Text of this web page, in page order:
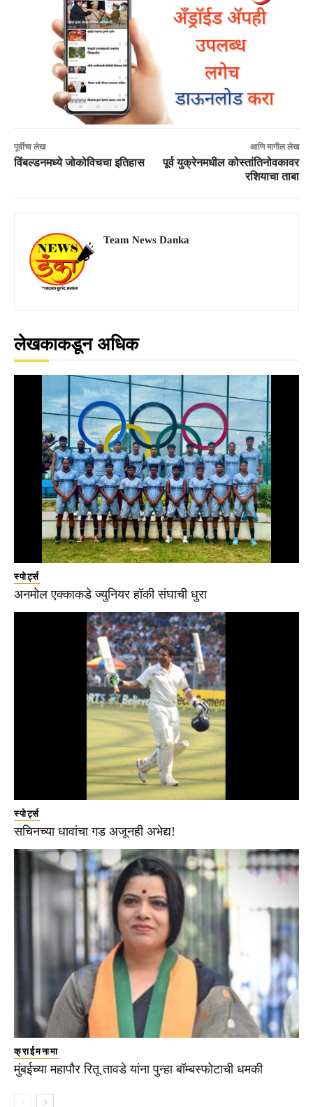
पूर्वीचा लेख
विंबल्डनमध्ये जोकोविचचा इतिहास
आणि मागील लेख
पूर्व युक्रेनमधील कोस्तांतिनोवकावर
रशियाचा ताबा
Team News Danka
लेखकाकडून अधिक
स्पोर्ट्स
अनमोल एक्काकडे ज्युनियर हॉकी संघाची धुरा
स्पोर्ट्स
सचिनच्या धावांचा गड अजूनही अभेद्य!
क्राईमनामा
मुंबईच्या महापौर रितू तावडे यांना पुन्हा बॉम्बस्फोटाची धमकी